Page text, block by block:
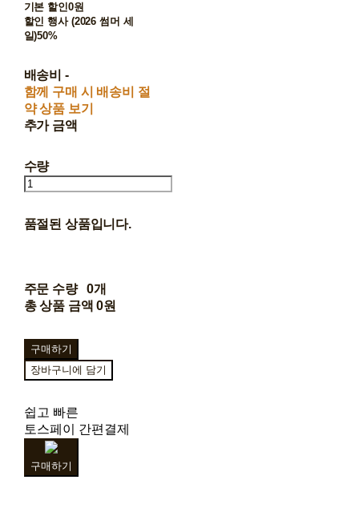
기본 할인0원
할인 행사 (2026 썸머 세
일)50%
배송비 -
함께 구매 시 배송비 절
약 상품 보기
추가 금액
수량
품절된 상품입니다.
주문 수량
0개
총 상품 금액 0원
구매하기
장바구니에 담기
쉽고 빠른
토스페이 간편결제
구매하기